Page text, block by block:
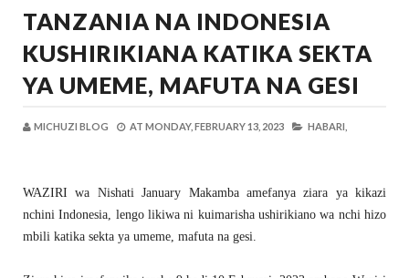
TANZANIA NA INDONESIA
KUSHIRIKIANA KATIKA SEKTA
YA UMEME, MAFUTA NA GESI
MICHUZI BLOG AT MONDAY, FEBRUARY 13, 2023 HABARI,
WAZIRI wa Nishati January Makamba amefanya ziara ya kikazi
nchini Indonesia, lengo likiwa ni kuimarisha ushirikiano wa nchi hizo
mbili katika sekta ya umeme, mafuta na gesi.